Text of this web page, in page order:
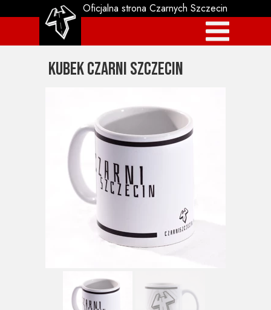
Kubek Czarni Szczecin
Oficjalna strona Czarnych Szczecin